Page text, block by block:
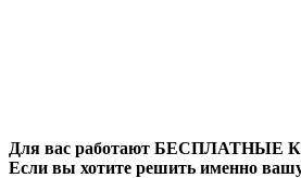
Для вас работают
Если вы хотите решить именно вашу